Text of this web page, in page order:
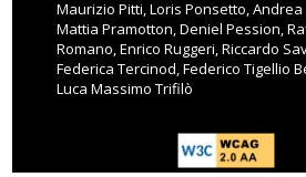
Maurizio Pitti, Loris Ponsetto,
Mattia Pramotton, Deniel Pession,
Romano, Enrico Ruggeri, Riccardo
Federica Tercinod, Federico Tigellio
Luca Massimo Trifilò